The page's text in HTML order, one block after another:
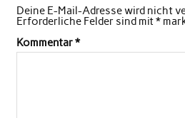
Deine E-Mail-Adresse wird nicht
Erforderliche Felder sind mit*
Kommentar*